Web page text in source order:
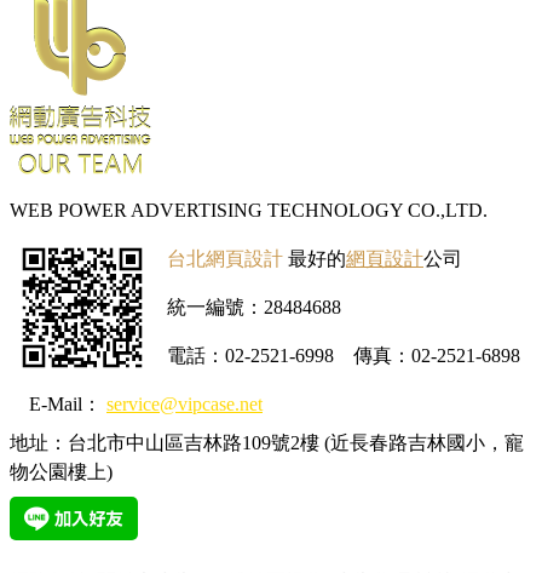
WEB POWER ADVERTISING TECHNOLOGY CO.,LTD.
台北網頁設計 最好的網頁設計公司
統一編號：28484688
電話：02-2521-6998 傳真：02-2521-6898
E-Mail： service@vipcase.net
地址：台北市中山區吉林路109號2樓 (近長春路吉林國小，寵
物公園樓上)